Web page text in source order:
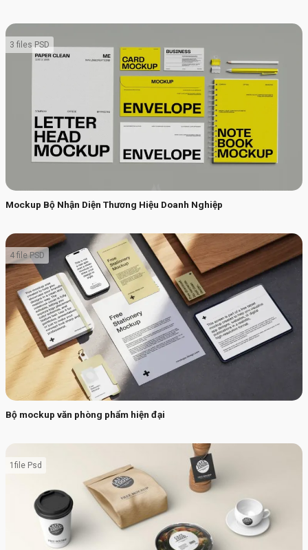
Mockup Bộ Nhận Diện Thương Hiệu Doanh Nghiệp
3 files PSD
Bộ mockup văn phòng phẩm hiện đại
4 file PSD
1file Psd